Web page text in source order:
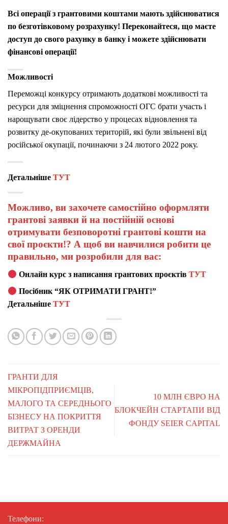
Всі операції з грантовими коштами мають здійснюватися
по безготівковому розрахунку! Переконайтеся, що маєте
доступ до свого рахунку в банку і можете здійснювати
фінансові операції!
Можливості
Переможці конкурсу отримають додаткові можливості та
ресурси для зміцнення спроможності ОГС брати участь і
нарощувати своє лідерство у процесах відновлення та
розвитку де-окупованих територій, які були звільнені від
російської окупації, починаючи з 24 лютого 2022 року.
Детальніше ТУТ
Можливо, ви захочете самостійно оформляти
грантові заявки й на постійній основі
отримувати безповоротні грантові кошти на
свої проєкти!? А щоб ви навчилися робити це
правильно, ми розробили для вас:
Онлайн курс з написання грантових проєктівТУТ
Посібник “ЯК ОТРИМАТИ ГРАНТ!”
Детальніше ТУТ
ГРАНТИ ДЛЯ
МІКРОПІДПРИЄМЦІВ,
МАЛОГО ТА СЕРЕДНЬОГО
БІЗНЕСУ НА ПОКРИТТЯ
ВИТРАТ З ОРЕНДИ
ДЕРЖМАЙНА
10 МЛН ЄВРО НА
БЛОКЧЕЙН СТАРТАПИ ВІД
ФОНДУ SEIER CAPITAL
Телефони: